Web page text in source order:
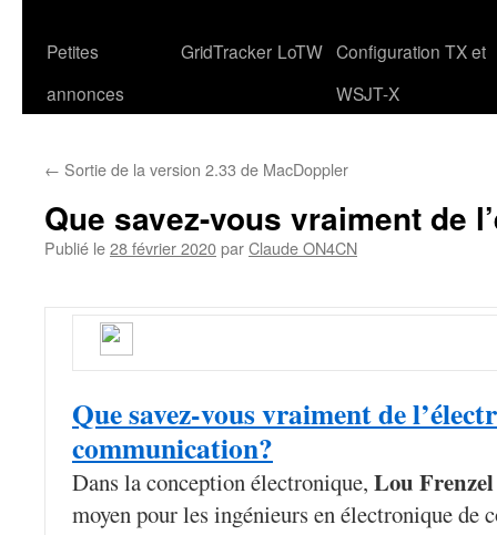
Petites
annonces
GridTracker LoTW Configuration TX et
WSJT-X
← Sortie de la version 2.33 de MacDoppler
Que savez-vous vraiment de
Publié le28 février 2020parClaude ON4CN
Que savez-vous vraiment de
communication?
Dans la conception électronique, Lou
moyen pour les ingénieurs en électronique de